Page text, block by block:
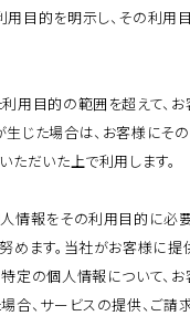
目的を明示し、その利用
用目的の範囲を超えて、
じた場合は、お客様にそ
ただいた上で利用します。
情報をその利用目的に必
めます。当社がお客様に提
定の個人情報について、
合、サービスの提供、ご請